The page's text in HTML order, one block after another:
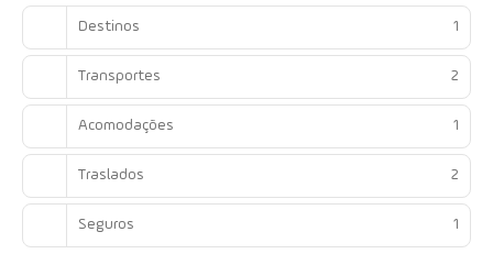
Destinos 1
Transportes 2
Acomodações 1
Traslados 2
Seguros 1